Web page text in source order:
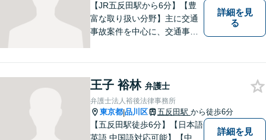
【JR五反田駅から6分】【豊
富な取り扱い分野】主に交通
事故案件を中心に、交通事故
とやお悩みがございました
ら、お気軽にご相談くださ
い。
詳細を見
る
王子 裕林 弁護士
弁護士法人裕後法律事務所
東京都|品川区 五反田駅 から徒歩6分
【五反田駅徒歩6分】【日本語
英語 中国語対応可能】【中
詳細を見